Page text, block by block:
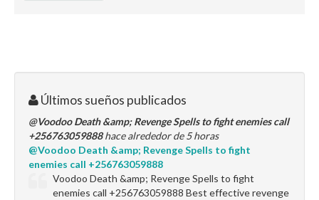
Últimos sueños publicados
@Voodoo Death &amp; Revenge Spells to fight enemies call
+256763059888hace alrededor de 5 horas
@Voodoo Death &amp; Revenge Spells to fight
enemies call +256763059888
Voodoo Death &amp; Revenge Spells to fight
enemies call +256763059888 Best effective revenge